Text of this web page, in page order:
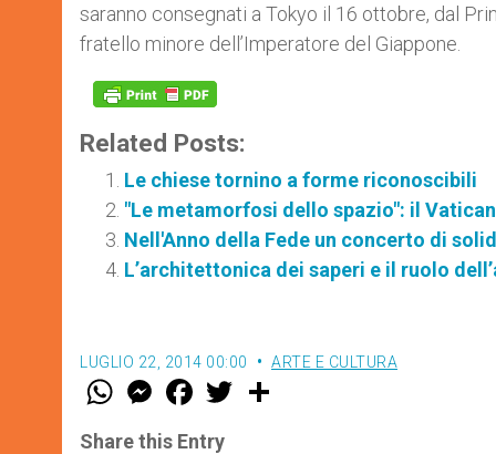
saranno consegnati a Tokyo il 16 ottobre, dal
fratello minore dell’Imperatore del Giappone.
Related Posts:
Le chiese tornino a forme riconoscibili
"Le metamorfosi dello spazio": il
Nell'Anno della Fede un concerto di
L’architettonica dei saperi e il ruolo
LUGLIO 22, 2014 00:00 ARTE E CULTURA
W
t
M
e
s
F
a
e
w
Share this Entry